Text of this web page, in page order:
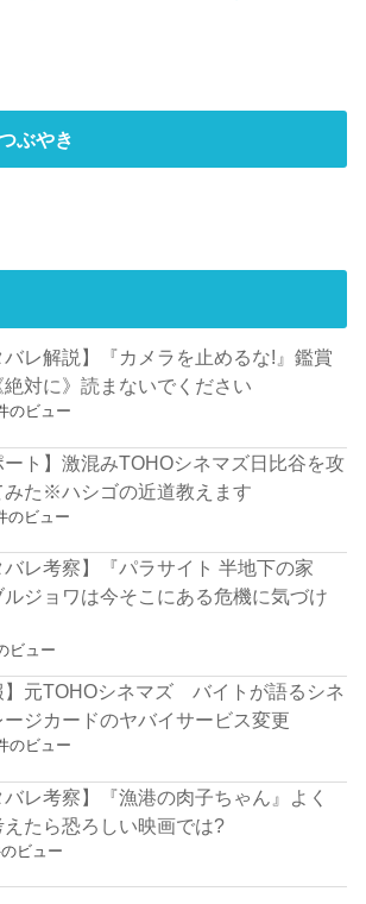
ぶやき
バレ解説】『カメラを止めるな!』鑑賞
絶対に》読まないでください
のビュー
ート】激混みTOHOシネマズ日比谷を攻
みた※ハシゴの近道教えます
のビュー
バレ考察】『パラサイト 半地下の家
ルジョワは今そこにある危機に気づけ
ビュー
】元TOHOシネマズ バイトが語るシネ
ージカードのヤバイサービス変更
のビュー
バレ考察】『漁港の肉子ちゃん』よく
えたら恐ろしい映画では?
ビュー